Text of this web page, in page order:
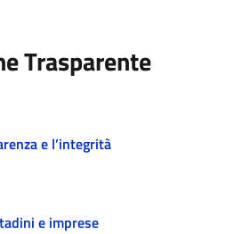
Trasparente
e l’integrità
e imprese